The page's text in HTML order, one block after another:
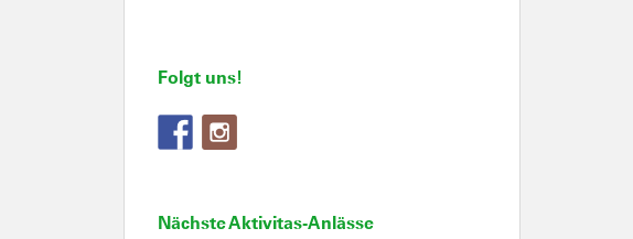
Folgt uns!
Nächste Aktivitas-Anlässe